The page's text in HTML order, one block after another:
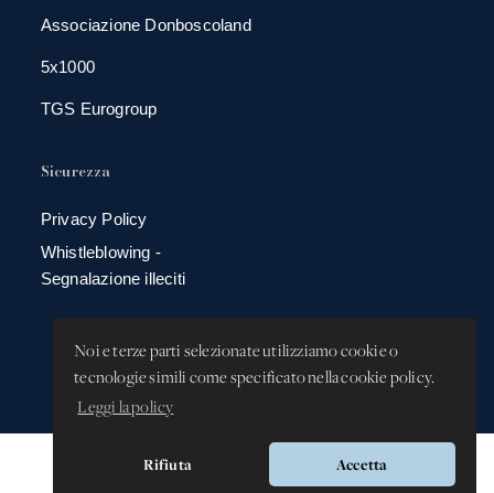
Noi e terze parti selezionate utilizziamo cookie o
tecnologie simili come specificato nella cookie policy.
Leggi la policy
Rifiuta Accetta
Associazione Donboscoland
5x1000
TGS Eurogroup
Sicurezza
Privacy Policy
Whistleblowing -
Segnalazione illeciti
Versione app: 3.64.2 (18ea8745)